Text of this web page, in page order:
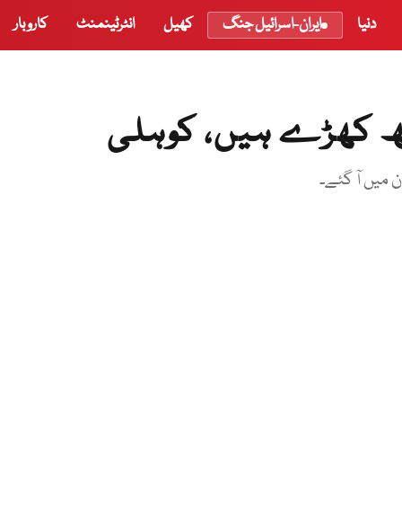
دنیا ایران-اسرائیل جنگ کھیل انٹرٹینمنٹ کاروبار
کھڑے ہیں، کوہلی
میں آ گئے۔